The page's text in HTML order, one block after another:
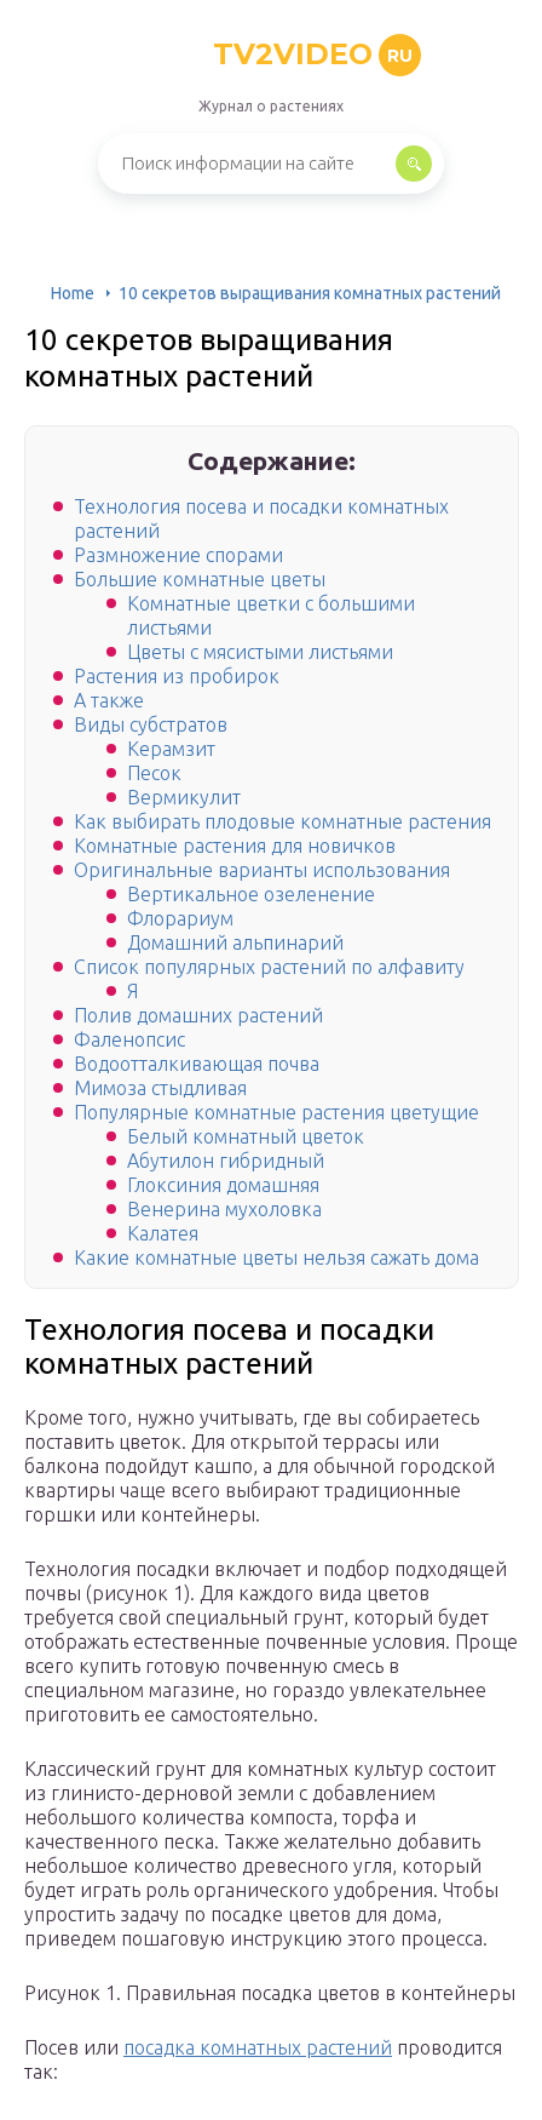
TV2VIDEO RU
Журнал о растениях
Home 10 секретов выращивания комнатных растений
10 секретов выращивания
комнатных растений
Содержание:
Технология посева и посадки комнатных
растений
Размножение спорами
Большие комнатные цветы
Комнатные цветки с большими
листьями
Цветы с мясистыми листьями
Растения из пробирок
А также
Виды субстратов
Керамзит
Песок
Вермикулит
Как выбирать плодовые комнатные растения
Комнатные растения для новичков
Оригинальные варианты использования
Вертикальное озеленение
Флорариум
Домашний альпинарий
Список популярных растений по алфавиту
Я
Полив домашних растений
Фаленопсис
Водоотталкивающая почва
Мимоза стыдливая
Популярные комнатные растения цветущие
Белый комнатный цветок
Абутилон гибридный
Глоксиния домашняя
Венерина мухоловка
Калатея
Какие комнатные цветы нельзя сажать дома
Технология посева и посадки
комнатных растений
Кроме того, нужно учитывать, где вы собираетесь
поставить цветок. Для открытой террасы или
балкона подойдут кашпо, а для обычной городской
квартиры чаще всего выбирают традиционные
горшки или контейнеры.
Технология посадки включает и подбор подходящей
почвы (рисунок 1). Для каждого вида цветов
требуется свой специальный грунт, который будет
отображать естественные почвенные условия. Проще
всего купить готовую почвенную смесь в
специальном магазине, но гораздо увлекательнее
приготовить ее самостоятельно.
Классический грунт для комнатных культур состоит
из глинисто-дерновой земли с добавлением
небольшого количества компоста, торфа и
качественного песка. Также желательно добавить
небольшое количество древесного угля, который
будет играть роль органического удобрения. Чтобы
упростить задачу по посадке цветов для дома,
приведем пошаговую инструкцию этого процесса.
Рисунок 1. Правильная посадка цветов в контейнеры
Посев или посадка комнатных растений проводится
так: